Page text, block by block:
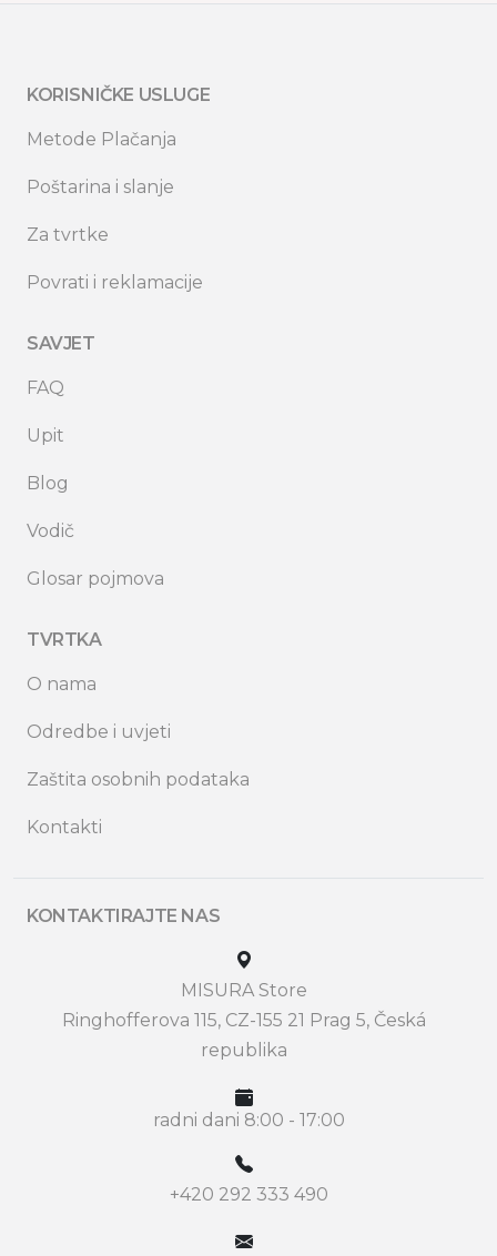
KORISNIČKE USLUGE
Metode Plačanja
Poštarina i slanje
Za tvrtke
Povrati i reklamacije
SAVJET
FAQ
Upit
Blog
Vodič
Glosar pojmova
TVRTKA
O nama
Odredbe i uvjeti
Zaštita osobnih podataka
Kontakti
KONTAKTIRAJTE NAS
MISURA Store
Ringhofferova 115, CZ-155 21 Prag 5, Česká
republika
radni dani 8:00 - 17:00
+420 292 333 490